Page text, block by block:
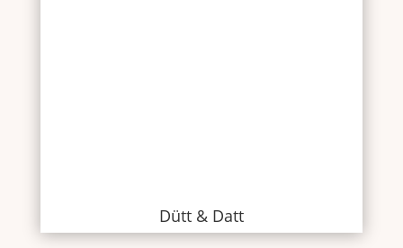
Dütt & Datt